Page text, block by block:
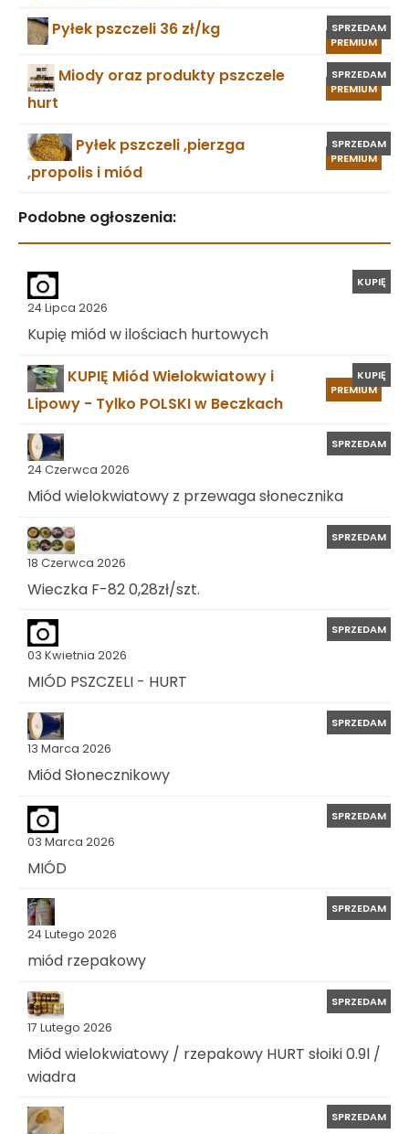
PREMIUM
SPRZEDAM
Pyłek pszczeli 36 zł/kg
PREMIUM
SPRZEDAM
Miody oraz produkty pszczele
hurt
PREMIUM
SPRZEDAM
Pyłek pszczeli ,pierzga
,propolis i miód
Podobne ogłoszenia:
24 Lipca 2026
KUPIĘ
Kupię miód w ilościach hurtowych
PREMIUM
KUPIĘ
KUPIĘ Miód Wielokwiatowy i
Lipowy - Tylko POLSKI w Beczkach
24 Czerwca 2026
SPRZEDAM
Miód wielokwiatowy z przewaga słonecznika
18 Czerwca 2026
SPRZEDAM
Wieczka F-82 0,28zł/szt.
03 Kwietnia 2026
SPRZEDAM
MIÓD PSZCZELI - HURT
13 Marca 2026
SPRZEDAM
Miód Słonecznikowy
03 Marca 2026
SPRZEDAM
MIÓD
24 Lutego 2026
SPRZEDAM
miód rzepakowy
17 Lutego 2026
SPRZEDAM
Miód wielokwiatowy / rzepakowy HURT słoiki 0.9l /
wiadra
SPRZEDAM